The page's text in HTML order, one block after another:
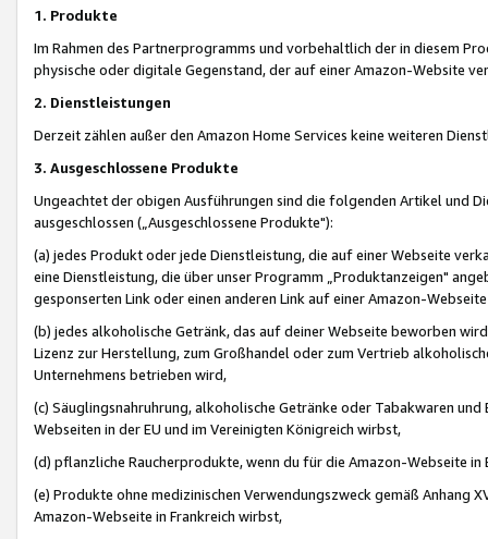
1. Produkte
Im Rahmen des Partnerprogramms und vorbehaltlich der in diesem
physische oder digitale Gegenstand, der auf einer Amazon-Website
2. Dienstleistungen
Derzeit zählen außer den Amazon Home Services keine weiteren
3. Ausgeschlossene Produkte
Ungeachtet der obigen Ausführungen sind die folgenden Artikel und
ausgeschlossen („Ausgeschlossene Produkte"):
(a) jedes Produkt oder jede Dienstleistung, die auf einer Webseite
eine Dienstleistung, die über unser Programm „Produktanzeigen"
gesponserten Link oder einen anderen Link auf einer Amazon-
(b) jedes alkoholische Getränk, das auf deiner Webseite beworben
Lizenz zur Herstellung, zum Großhandel oder zum Vertrieb
Unternehmens betrieben wird,
(c) Säuglingsnahruhrung, alkoholische Getränke oder Tabakwaren
Webseiten in der EU und im Vereinigten Königreich wirbst,
(d) pflanzliche Raucherprodukte, wenn du für die Amazon-Webseite in
(e) Produkte ohne medizinischen Verwendungszweck gemäß Anhang
Amazon-Webseite in Frankreich wirbst,